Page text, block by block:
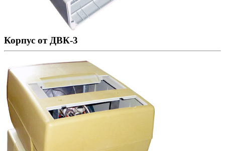
Корпус от ДВК-3